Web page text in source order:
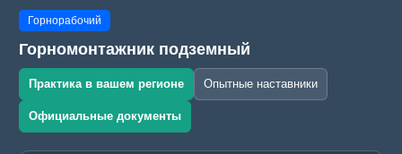
Горнорабочий
Горномонтажник подземный
Практика в вашем регионе Опытные наставники
Официальные документы